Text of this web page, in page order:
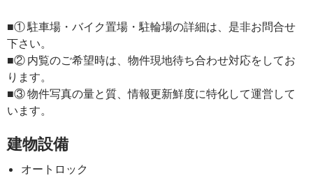
■① 駐車場・バイク置場・駐輪場の詳細は、是非お問合せ
下さい。
■② 内覧のご希望時は、物件現地待ち合わせ対応をしてお
ります。
■③ 物件写真の量と質、情報更新鮮度に特化して運営して
います。
建物設備
オートロック